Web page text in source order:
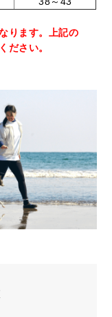
ります。上記の
ださい。